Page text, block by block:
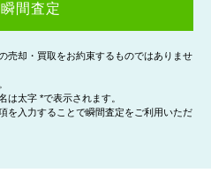
間査定
売却・買取をお約束するものではありませ
は太字 *で表示されます。
を入力することで瞬間査定をご利用いただ